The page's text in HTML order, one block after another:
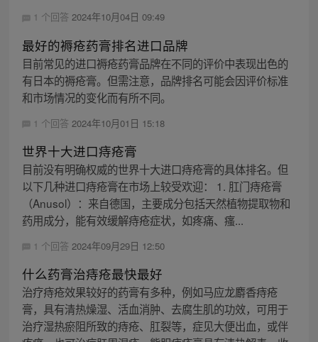
1 个回答 2024年10月04日 09:49
最好的褥疮药膏排名进口品牌
目前常见的进口褥疮药膏品牌在不同的评价中表现出色的
有日本的褥疮膏。但需注意，品牌排名可能会因评价标准
和市场情况的变化而有所不同。
1 个回答 2024年10月01日 15:18
世界十大进口痔疮膏
目前没有明确权威的世界十大进口痔疮膏的具体排名。但
以下几种进口痔疮膏在市场上较受欢迎： 1. 肛门痔疮膏
（Anusol）：来自德国，主要成分包括天然植物提取物和
药用成分，能有效缓解痔疮症状，如疼痛、瘙...
1 个回答 2024年09月29日 12:50
什么药膏治痔疮最快最好
治疗痔疮效果较好的药膏有多种，例如马应龙麝香痔疮
膏，具有清热燥湿、活血消肿、去腐生肌的功效，可用于
治疗湿热瘀阻所致的痔疮、肛裂等，症见大便出血，或伴